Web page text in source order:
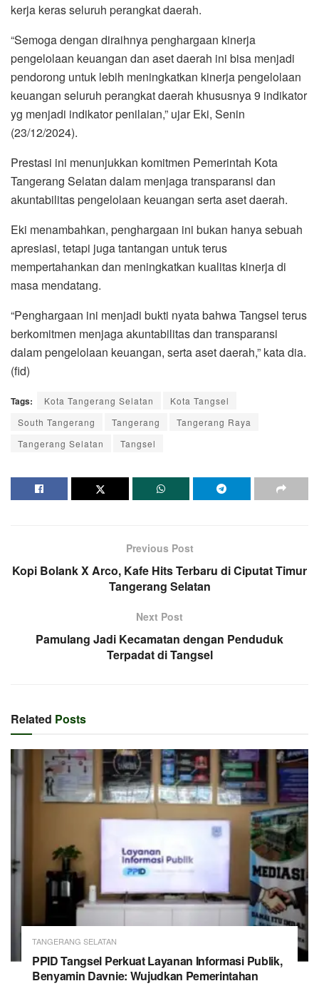
kerja keras seluruh perangkat daerah.
“Semoga dengan diraihnya penghargaan kinerja
pengelolaan keuangan dan aset daerah ini bisa menjadi
pendorong untuk lebih meningkatkan kinerja pengelolaan
keuangan seluruh perangkat daerah khususnya 9 indikator
yg menjadi indikator penilaian,” ujar Eki, Senin
(23/12/2024).
Prestasi ini menunjukkan komitmen Pemerintah Kota
Tangerang Selatan dalam menjaga transparansi dan
akuntabilitas pengelolaan keuangan serta aset daerah.
Eki menambahkan, penghargaan ini bukan hanya sebuah
apresiasi, tetapi juga tantangan untuk terus
mempertahankan dan meningkatkan kualitas kinerja di
masa mendatang.
“Penghargaan ini menjadi bukti nyata bahwa Tangsel terus
berkomitmen menjaga akuntabilitas dan transparansi
dalam pengelolaan keuangan, serta aset daerah,” kata dia.
(fid)
Tags: Kota Tangerang Selatan
Kota Tangsel
South Tangerang
Tangerang
Tangerang Raya
Tangerang Selatan
Tangsel
Previous Post
Kopi Bolank X Arco, Kafe Hits Terbaru di Ciputat Timur
Tangerang Selatan
Next Post
Pamulang Jadi Kecamatan dengan Penduduk
Terpadat di Tangsel
Related Posts
TANGERANG SELATAN
PPID Tangsel Perkuat Layanan Informasi Publik,
Benyamin Davnie: Wujudkan Pemerintahan